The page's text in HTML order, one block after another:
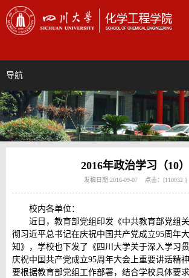
导航
2016年政治学习（10）
发稿日期:2016-09-07 点击：[110032 ]
校内各单位：
近日，教育部党组印发《中共教育部党组
彻习近平总书记在庆祝中国共产党成立95周年
知》，学校也下发了《四川大学关于深入学习
庆祝中国共产党成立95周年大会上重要讲话精
要根据教育部党组工作部署，结合学校具体要